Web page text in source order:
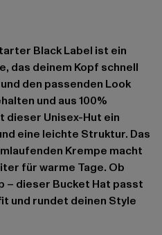
Black Label ist ein
das deinem Kopf schnell
den passenden Look
und aus 100%
Unisex-Hut ein
eine leichte Struktur. Das
Krempe macht
für warme Tage. Ob
– dieser Bucket Hat passt
und rundet deinen Style